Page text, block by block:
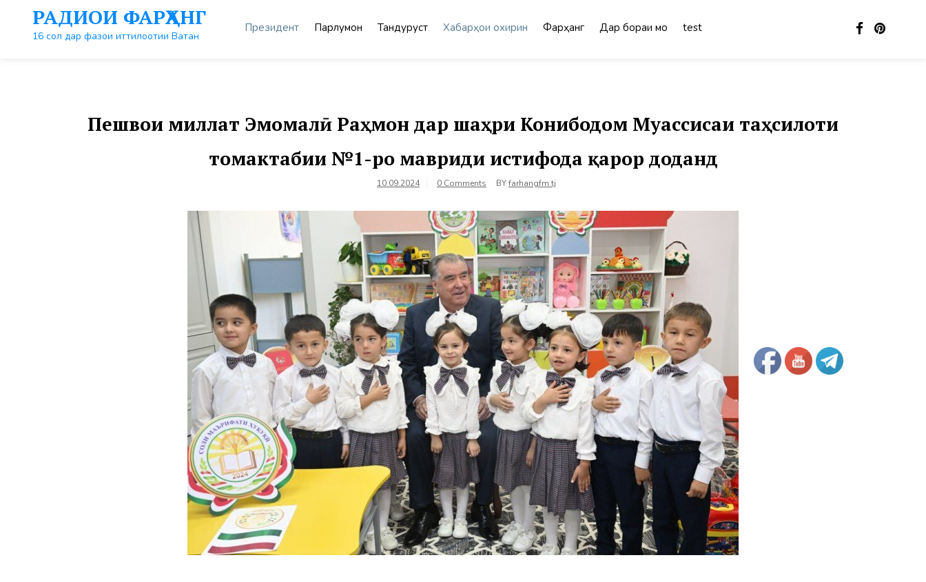
контенту
РАДИОИ ФАРҲАНГ
16 сол дар фазои иттилоотии Ватан
Президент Парлумон Тандурустӣ Хабарҳои охирин Фарҳанг Дар бораи мо test
Пешвои миллат Эмомалӣ Раҳмон дар шаҳри Конибодом Муассисаи таҳсилоти
томактабии №1-ро мавриди истифода қарор доданд
10.09.2024 0 Comments BYfarhangfm.tj